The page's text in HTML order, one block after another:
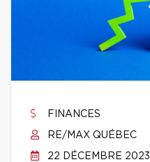
FINANCES
RE/MAX QUÉBEC
22 DÉCEMBRE 2023